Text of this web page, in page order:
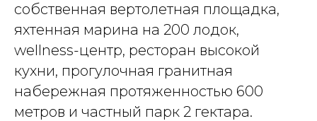
собственная вертолетная площадка,
яхтенная марина на 200 лодок,
wellness-центр, ресторан высокой
кухни, прогулочная гранитная
набережная протяженностью 600
метров и частный парк 2 гектара.